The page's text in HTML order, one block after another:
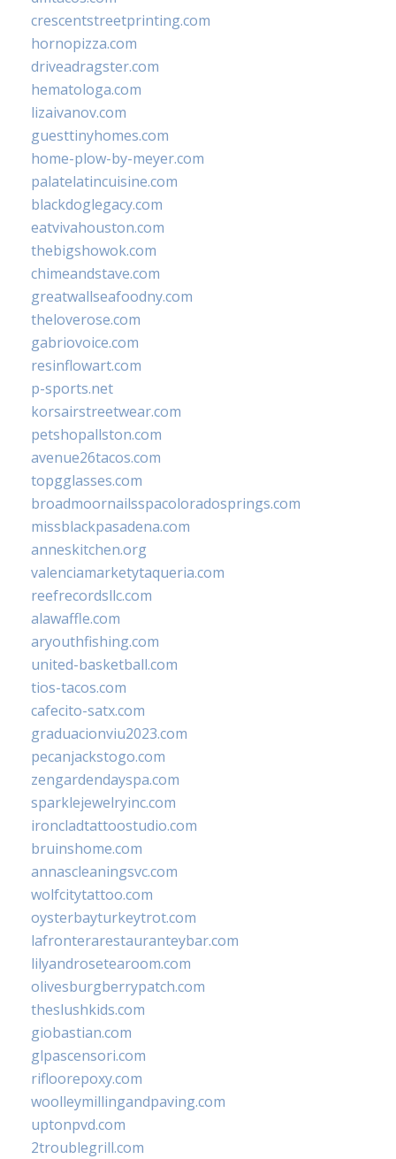
crescentstreetprinting.com
hornopizza.com
driveadragster.com
hematologa.com
lizaivanov.com
guesttinyhomes.com
home-plow-by-meyer.com
palatelatincuisine.com
blackdoglegacy.com
eatvivahouston.com
thebigshowok.com
chimeandstave.com
greatwallseafoodny.com
theloverose.com
gabriovoice.com
resinflowart.com
p-sports.net
korsairstreetwear.com
petshopallston.com
avenue26tacos.com
topgglasses.com
broadmoornailsspacoloradosprings.com
missblackpasadena.com
anneskitchen.org
valenciamarketytaqueria.com
reefrecordsllc.com
alawaffle.com
aryouthfishing.com
united-basketball.com
tios-tacos.com
cafecito-satx.com
graduacionviu2023.com
pecanjackstogo.com
zengardendayspa.com
sparklejewelryinc.com
ironcladtattoostudio.com
bruinshome.com
annascleaningsvc.com
wolfcitytattoo.com
oysterbayturkeytrot.com
lafronterarestauranteybar.com
lilyandrosetearoom.com
olivesburgberrypatch.com
theslushkids.com
giobastian.com
glpascensori.com
rifloorepoxy.com
woolleymillingandpaving.com
uptonpvd.com
2troublegrill.com